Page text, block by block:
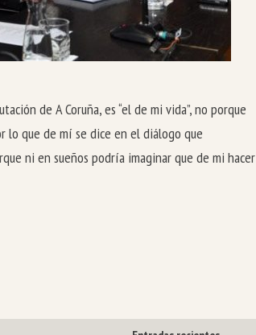
de A Coruña, es “el de mi vida”, no porque
lo que de mí se dice en el diálogo que
ni en sueños podría imaginar que de mi hacer